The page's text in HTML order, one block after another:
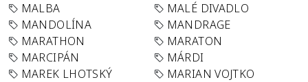
MALBA
MALÉ DIVADLO
MANDOLÍNA
MANDRAGE
MARATHON
MARATON
MARCIPÁN
MÁRDI
MAREK LHOTSKÝ
MARIAN VOJTKO